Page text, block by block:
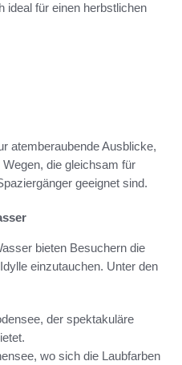
ideal für einen herbstlichen
atemberaubende Ausblicke,
die gleichsam für
geeignet sind.
bieten Besuchern die
einzutauchen. Unter den
der spektakuläre
wo sich die Laubfarben